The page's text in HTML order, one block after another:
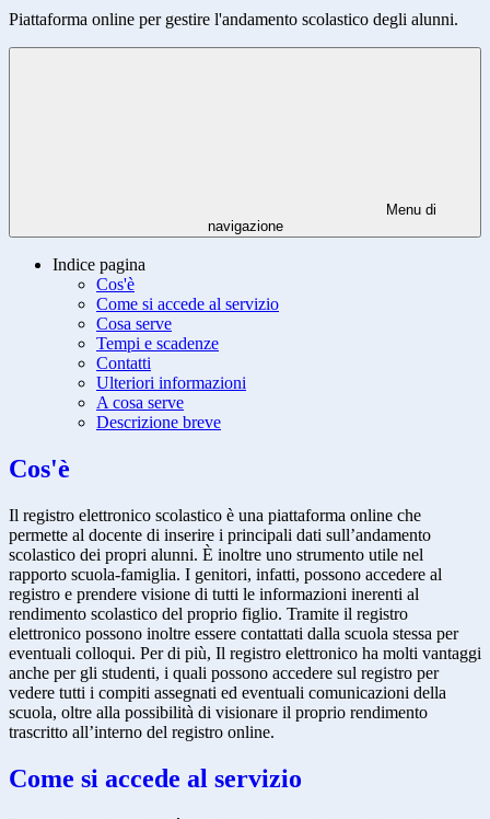
Piattaforma online per gestire l'andamento scolastico degli alunni.
Menu di
navigazione
Indice pagina
Cos'è
Come si accede al servizio
Cosa serve
Tempi e scadenze
Contatti
Ulteriori informazioni
A cosa serve
Descrizione breve
Cos'è
Il registro elettronico scolastico è una piattaforma online che
permette al docente di inserire i principali dati sull’andamento
scolastico dei propri alunni. È inoltre uno strumento utile nel
rapporto scuola-famiglia. I genitori, infatti, possono accedere al
registro e prendere visione di tutti le informazioni inerenti al
rendimento scolastico del proprio figlio. Tramite il registro
elettronico possono inoltre essere contattati dalla scuola stessa per
eventuali colloqui. Per di più, Il registro elettronico ha molti vantaggi
anche per gli studenti, i quali possono accedere sul registro per
vedere tutti i compiti assegnati ed eventuali comunicazioni della
scuola, oltre alla possibilità di visionare il proprio rendimento
trascritto all’interno del registro online.
Come si accede al servizio